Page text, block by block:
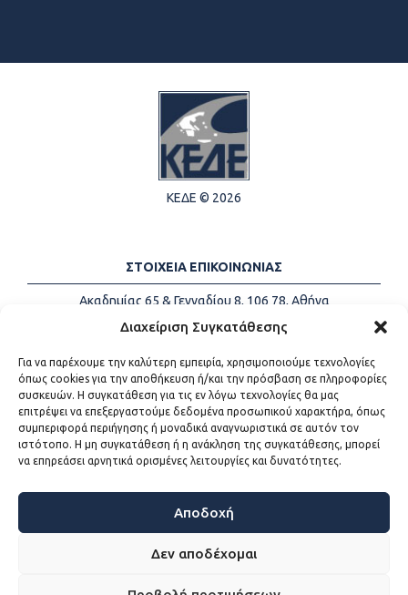
Διαχείριση Συγκατάθεσης
Για να παρέχουμε την καλύτερη εμπειρία, χρησιμοποιούμε τεχνολογίες
όπως cookies για την αποθήκευση ή/και την πρόσβαση σε πληροφορίες
συσκευών. Η συγκατάθεση για τις εν λόγω τεχνολογίες θα μας
επιτρέψει να επεξεργαστούμε δεδομένα προσωπικού χαρακτήρα, όπως
συμπεριφορά περιήγησης ή μοναδικά αναγνωριστικά σε αυτόν τον
ιστότοπο. Η μη συγκατάθεση ή η ανάκληση της συγκατάθεσης, μπορεί
να επηρεάσει αρνητικά ορισμένες λειτουργίες και δυνατότητες.
Αποδοχή
Δεν αποδέχομαι
ΚΕΔΕ © 2026
ΣΤΟΙΧΕΙΑ ΕΠΙΚΟΙΝΩΝΙΑΣ
Ακαδημίας 65 & Γενναδίου 8, 106 78, Αθήνα
Τηλέφωνα:
+30 213-2147500
Email:
info@kede.gr
ΧΡΗΣΙΜΟΙ ΣΥΝΔΕΣΜΟΙ
Η ΚΕΔΕ
Sitemap
Προσβασιμότητα
Όροι χρήσης